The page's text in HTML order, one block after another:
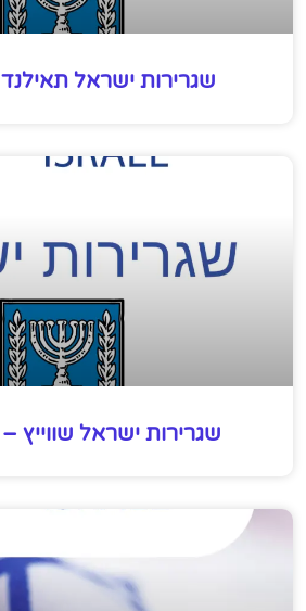
שגרירות ישראל
שגרירות ישראל שווייץ